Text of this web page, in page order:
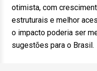
otimista, com
estruturais e melhor
o impacto poderia ser
sugestões para o Brasil.